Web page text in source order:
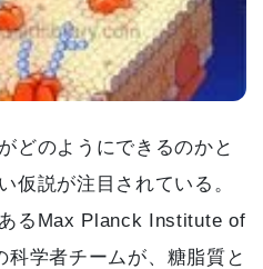
どのようにできるのかと
仮説が注目されている。
るMax Planck Institute of
学者チームが、糖脂質と